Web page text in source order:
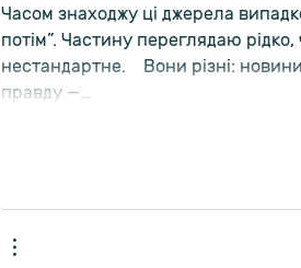
Часом знаходжу ці джерела
потім”. Частину переглядаю
нестандартне.    Вони різні:
правду —…